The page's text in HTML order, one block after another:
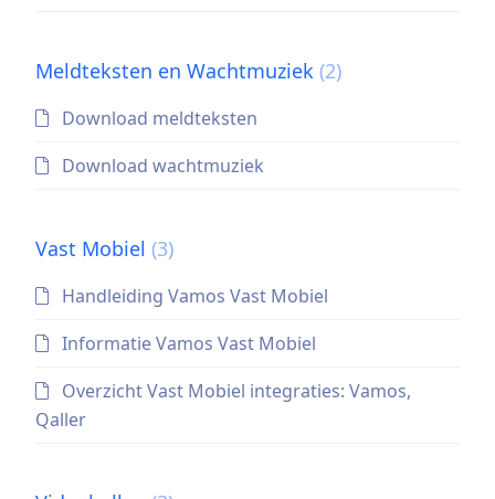
Meldteksten en Wachtmuziek (2)
Download meldteksten
Download wachtmuziek
Vast Mobiel (3)
Handleiding Vamos Vast Mobiel
Informatie Vamos Vast Mobiel
Overzicht Vast Mobiel integraties: Vamos,
Qaller